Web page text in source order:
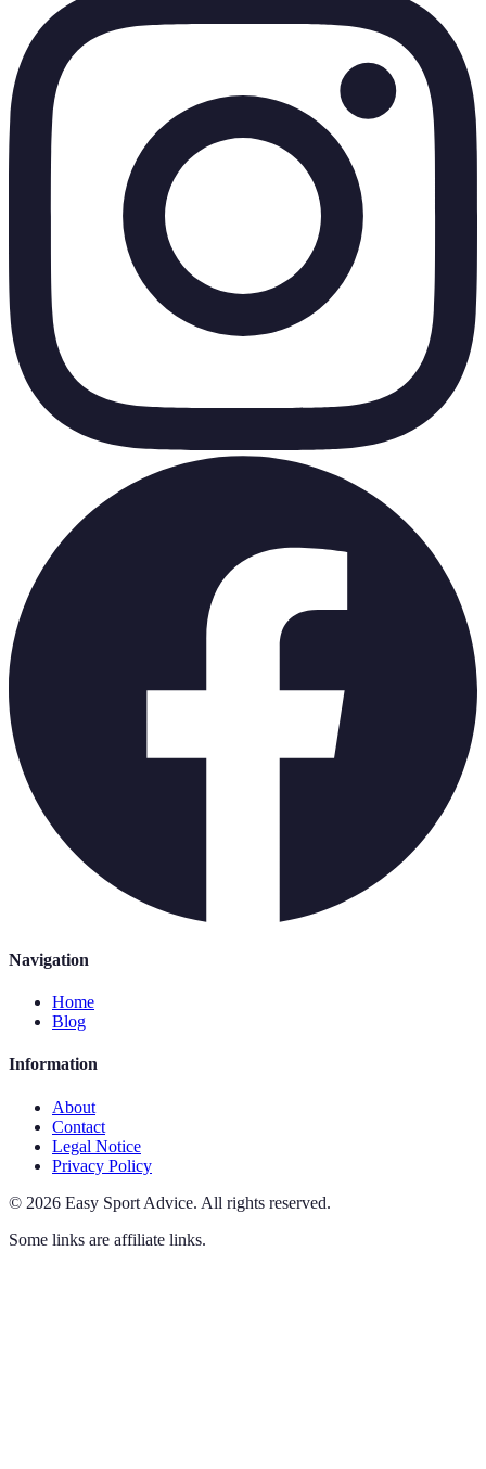
Navigation
Home
Blog
Information
About
Contact
Legal Notice
Privacy Policy
© 2026 Easy Sport Advice. All rights reserved.
Some links are affiliate links.